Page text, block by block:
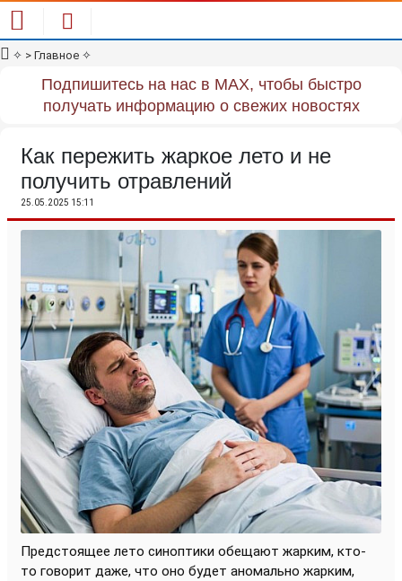
✧ > Главное ✧
Подпишитесь на нас в MAX, чтобы быстро
получать информацию о свежих новостях
Как пережить жаркое лето и не
получить отравлений
25.05.2025 15:11
Предстоящее лето синоптики обещают жарким, кто-
то говорит даже, что оно будет аномально жарким,